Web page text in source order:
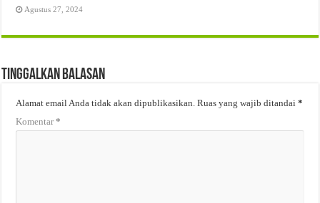
Agustus 27, 2024
Tinggalkan Balasan
Alamat email Anda tidak akan dipublikasikan. Ruas yang wajib ditandai*
Komentar*